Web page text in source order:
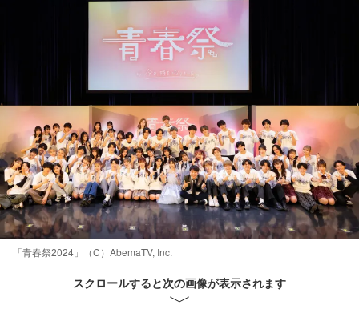
「青春祭2024」（C）AbemaTV, Inc.
スクロールすると次の画像が表示されます